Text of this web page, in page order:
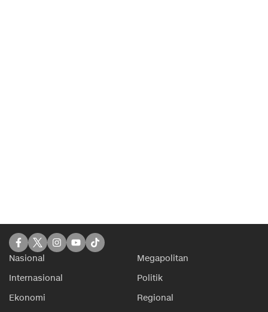
Nasional
Megapolitan
Internasional
Politik
Ekonomi
Regional